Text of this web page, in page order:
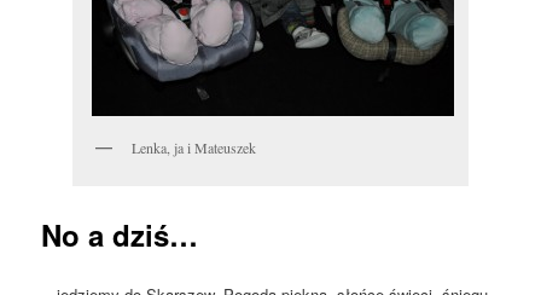
Lenka, ja i Mateuszek
No a dziś…